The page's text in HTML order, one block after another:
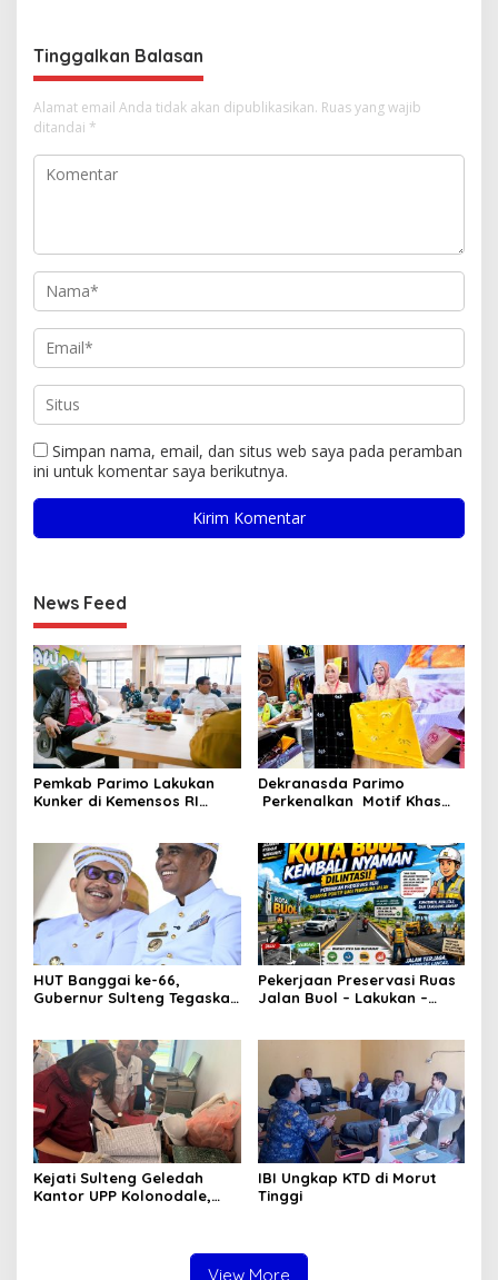
Tinggalkan Balasan
Alamat email Anda tidak akan dipublikasikan. Ruas yang wajib
ditandai *
Simpan nama, email, dan situs web saya pada peramban
ini untuk komentar saya berikutnya.
News Feed
Pemkab Parimo Lakukan
Kunker di Kemensos RI
Dekranasda Parimo
Perkenalkan Motif Khas
Dekranas
HUT Banggai ke-66,
Gubernur Sulteng Tegaskan
Pekerjaan Preservasi Ruas
Jalan Buol – Lakukan –
Kejati Sulteng Geledah
Kantor UPP Kolonodale,
IBI Ungkap KTD di Morut
Tinggi
View More